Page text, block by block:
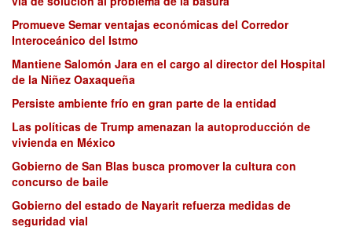
Promueve Semar ventajas económicas del Corredor
Interoceánico del Istmo
Mantiene Salomón Jara en el cargo al director del Hospital
de la Niñez Oaxaqueña
Persiste ambiente frío en gran parte de la entidad
Las políticas de Trump amenazan la autoproducción de
vivienda en México
Gobierno de San Blas busca promover la cultura con
concurso de baile
Gobierno del estado de Nayarit refuerza medidas de
seguridad vial